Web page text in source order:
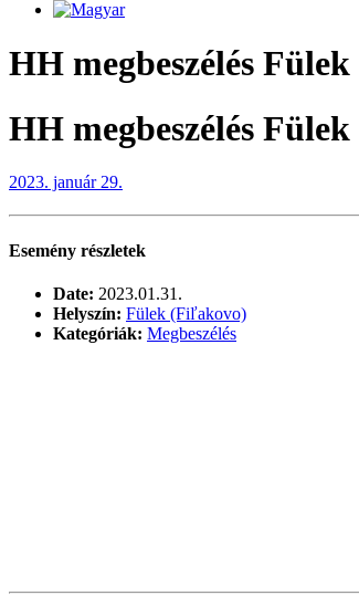
HH megbeszélés Fülek
HH megbeszélés Fülek
2023. január 29.
Esemény részletek
Date: 2023.01.31.
Helyszín: Fülek (Fiľakovo)
Kategóriák: Megbeszélés